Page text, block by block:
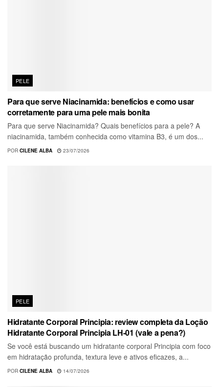
PELE
Para que serve Niacinamida: benefícios e como usar
corretamente para uma pele mais bonita
Para que serve Niacinamida? Quais benefícios para a pele? A
niacinamida, também conhecida como vitamina B3, é um dos...
POR CILENE ALBA 23/07/2026
PELE
Hidratante Corporal Principia: review completa da Loção
Hidratante Corporal Principia LH-01 (vale a pena?)
Se você está buscando um hidratante corporal Principia com foco
em hidratação profunda, textura leve e ativos eficazes, a...
POR CILENE ALBA 14/07/2026